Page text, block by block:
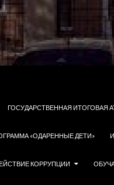
ГОСУДАРСТВЕННАЯ ИТОГОВАЯ
«ОДАРЕННЫЕ ДЕТИ»
КОРРУПЦИИ